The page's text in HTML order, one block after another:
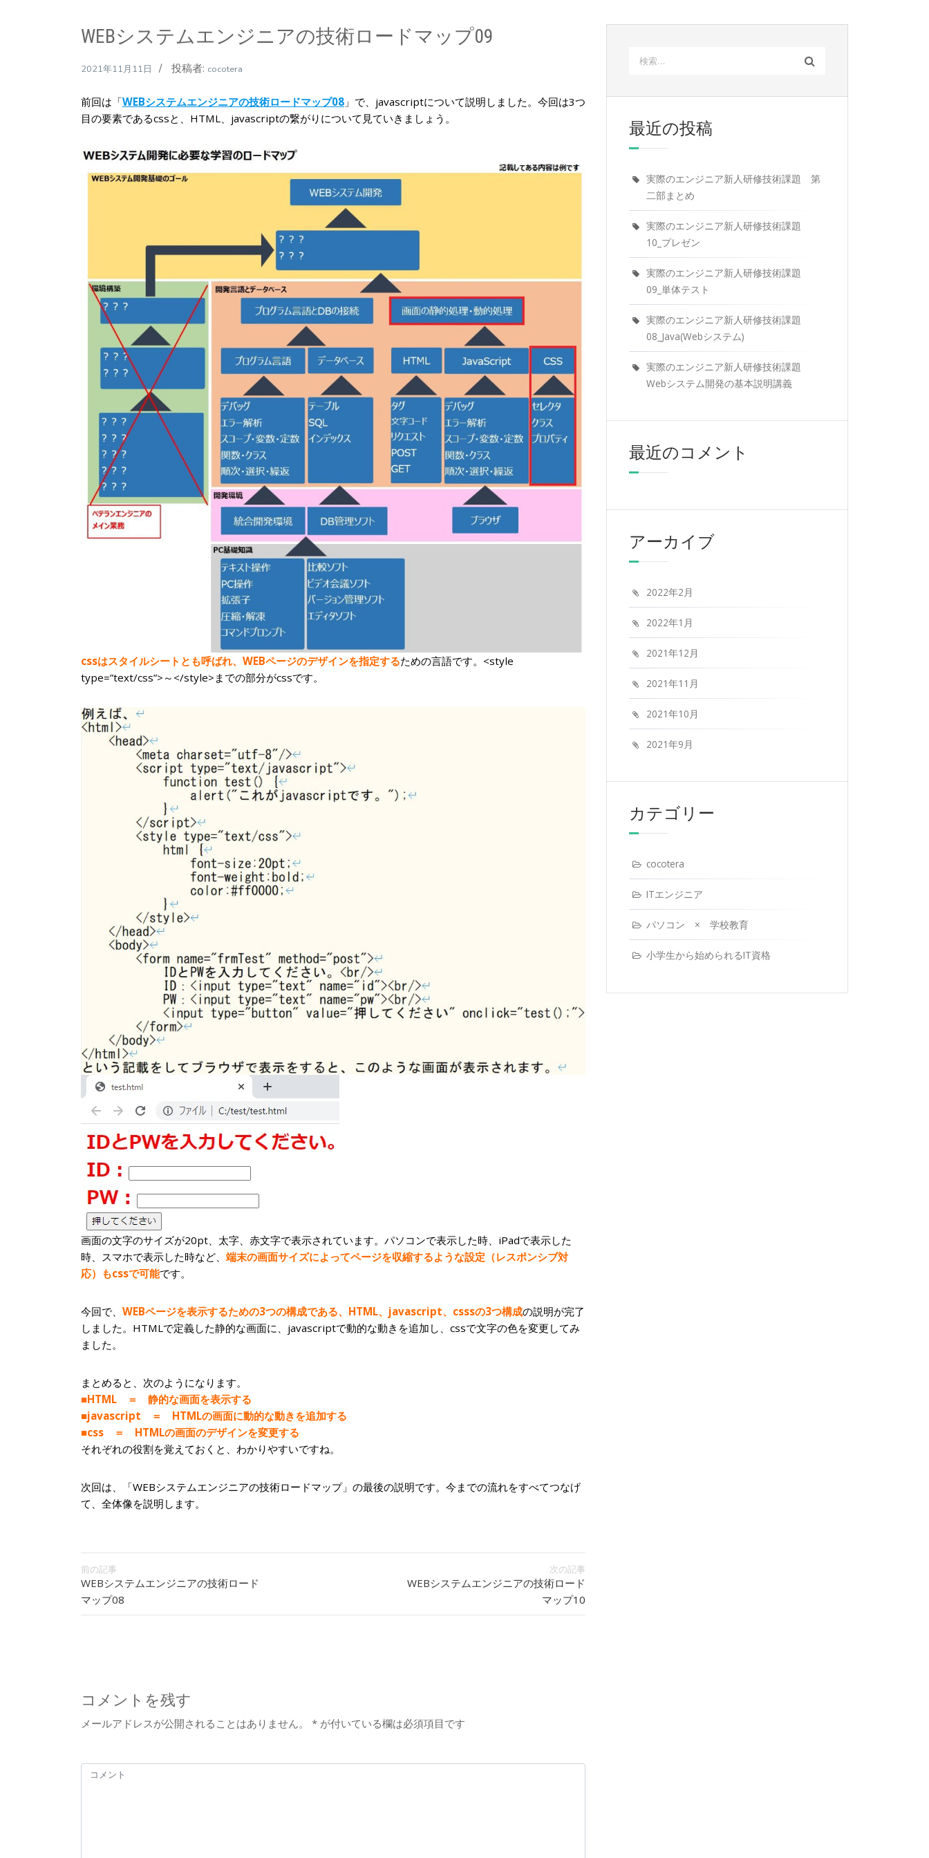
WEBシステムエンジニアの技術ロードマップ09
2021年11月11日 投稿者: cocotera
前回は「WEBシステムエンジニアの技術ロードマップ08 」で、javascriptについて説明しました。今回は3つ
目の要素であるcssと、HTML、javascriptの繋がりについて見ていきましょう。
cssはスタイルシートとも呼ばれ、WEBページのデザインを指定するための言語です。<style
type=”text/css”>～</style>までの部分がcssです。
画面の文字のサイズが20pt、太字、赤文字で表示されています。パソコンで表示した時、iPadで表示した
時、スマホで表示した時など、 端末の画面サイズによってページを収縮するような設定（レスポンシブ対
応）もcssで可能です。
今回で、 WEBページを表示するための3つの構成である、HTML、javascript、csssの3つ構成の説明が完了
しました。HTMLで定義した静的な画面に、javascriptで動的な動きを追加し、cssで文字の色を変更してみ
ました。
まとめると、次のようになります。
■HTML ＝ 静的な画面を表示する
■javascript ＝ HTMLの画面に動的な動きを追加する
■css ＝ HTMLの画面のデザインを変更する
それぞれの役割を覚えておくと、わかりやすいですね。
次回は、「WEBシステムエンジニアの技術ロードマップ」の最後の説明です。今までの流れをすべてつなげ
て、全体像を説明します。
前の記事
WEBシステムエンジニアの技術ロード
マップ08
次の記事
WEBシステムエンジニアの技術ロード
マップ10
コメントを残す
メールアドレスが公開されることはありません。 * が付いている欄は必須項目です
最近の投稿
実際のエンジニア新人研修技術課題 第
二部まとめ
実際のエンジニア新人研修技術課題
10_プレゼン
実際のエンジニア新人研修技術課題
09_単体テスト
実際のエンジニア新人研修技術課題
08_Java(Webシステム)
実際のエンジニア新人研修技術課題
Webシステム開発の基本説明講義
最近のコメント
アーカイブ
2022年2月
2022年1月
2021年12月
2021年11月
2021年10月
2021年9月
カテゴリー
cocotera
ITエンジニア
パソコン × 学校教育
小学生から始められるIT資格